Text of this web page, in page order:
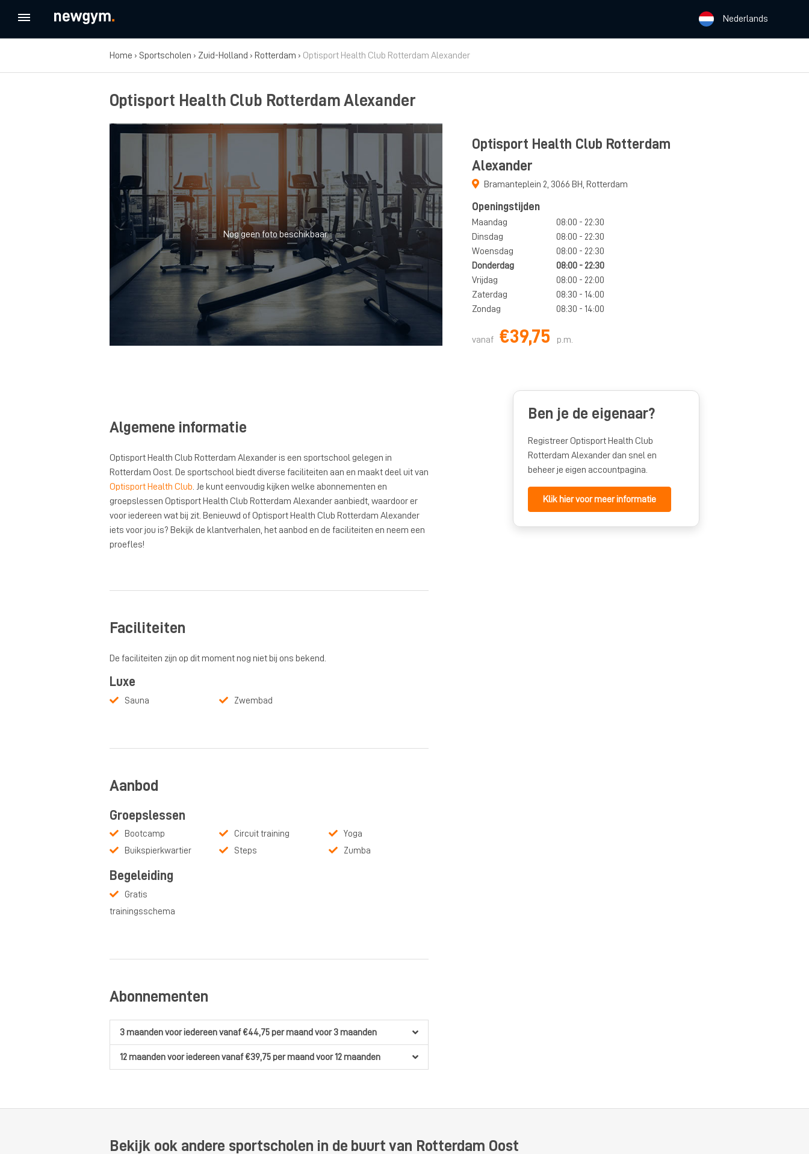
Nederlands
Home › Sportscholen › Zuid-Holland › Rotterdam › Optisport Health Club Rotterdam Alexander
Optisport Health Club Rotterdam Alexander
Nog geen foto beschikbaar.
Optisport Health Club Rotterdam
Alexander
Bramanteplein 2 3066 BH Rotterdam
Openingstijden
Maandag
08:00 - 22:30
Dinsdag
08:00 - 22:30
Woensdag
08:00 - 22:30
Donderdag
08:00 - 22:30
Vrijdag
08:00 - 22:00
Zaterdag
08:30 - 14:00
Zondag
08:30 - 14:00
vanaf €39,75 p.m.
Algemene informatie
Optisport Health Club Rotterdam Alexander is een sportschool gelegen in
Rotterdam Oost. De sportschool biedt diverse faciliteiten aan en maakt deel uit van
Optisport Health Club . Je kunt eenvoudig kijken welke abonnementen en
groepslessen Optisport Health Club Rotterdam Alexander aanbiedt, waardoor er
voor iedereen wat bij zit. Benieuwd of Optisport Health Club Rotterdam Alexander
iets voor jou is? Bekijk de klantverhalen, het aanbod en de faciliteiten en neem een
proefles!
Faciliteiten
De faciliteiten zijn op dit moment nog niet bij ons bekend.
Luxe
Sauna Zwembad
Aanbod
Groepslessen
Bootcamp
Buikspierkwartier
Circuit training
Steps
Yoga
Zumba
Begeleiding
Gratis
trainingsschema
Abonnementen
3 maandenvoor iedereenvanaf €44,75per maandvoor 3 maanden
12 maandenvoor iedereenvanaf €39,75per maandvoor 12 maanden
Ben je de eigenaar?
Registreer Optisport Health Club
Rotterdam Alexander dan snel en
beheer je eigen accountpagina.
Klik hier voor meer informatie
Bekijk ook andere sportscholen in de buurt van Rotterdam Oost